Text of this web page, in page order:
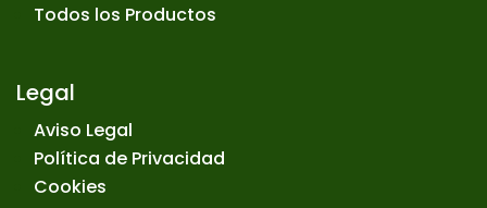
Todos los Productos
Legal
Aviso Legal
Política de Privacidad
Cookies